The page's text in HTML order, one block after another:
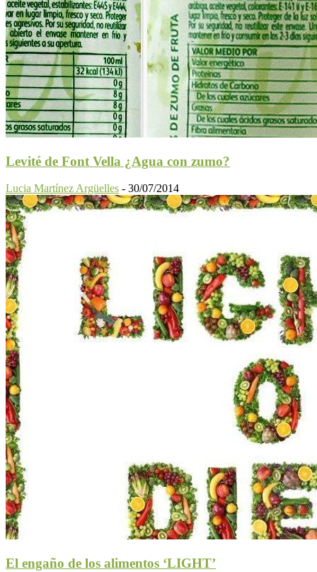
Levité de Font Vella ¿Agua con zumo?
Lucia Martínez Argüelles - 30/07/2014
El engaño de los alimentos ‘LIGHT’